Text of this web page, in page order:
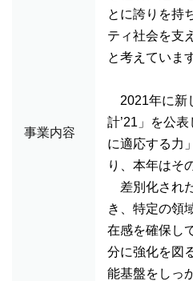
事業内容
とに誇りを持
ティ社会を支
と考えていま
2021年に新
計’21」を公
に適応する力
り、本年はそ
差別化され
き、特定の領
在感を確保し
分に強化を図
能基盤をしっ